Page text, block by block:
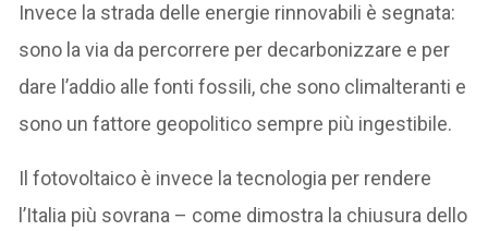
Invece la strada delle energie rinnovabili è segnata:
sono la via da percorrere per decarbonizzare e per
dare l’addio alle fonti fossili, che sono climalteranti e
sono un fattore geopolitico sempre più ingestibile.
Il fotovoltaico è invece la tecnologia per rendere
l’Italia più sovrana – come dimostra la chiusura dello